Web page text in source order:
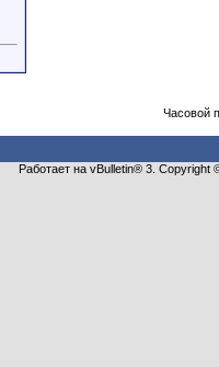
Часовой
Работает на vBulletin® 3.